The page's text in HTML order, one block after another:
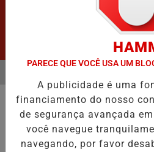
EM ALTA
POLICIAL
Armas .
Duas armas de fogo
PARECE QUE VOCÊ USA UM
A publicidade é uma
financiamento do nosso
de segurança avançada
você navegue
navegando, por favor